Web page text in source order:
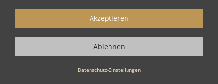
Starten Sie mit dem Button 'Kostenlos anfragen' eine Anfrage an die für
Sie interessanten Solomusiker - also z. B. bestimmte Sänger. Diesen
Button finden Sie auf den jeweiligen Künstler-Profil-Seiten der Musiker.
Datenschutz-Einstellungen
Akzeptieren
Ablehnen